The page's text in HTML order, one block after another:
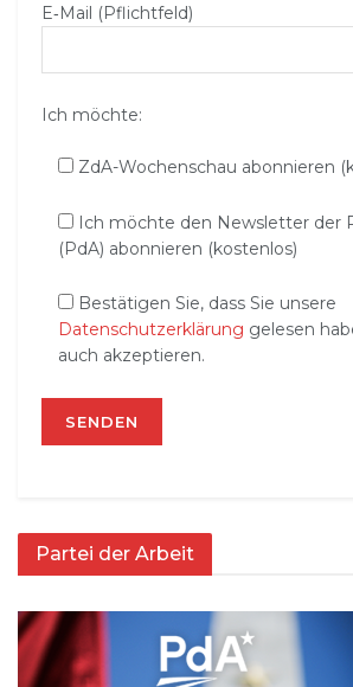
E‑Mail (Pflichtfeld)
Ich möchte:
ZdA-Wochenschau abonnieren
Ich möchte den Newsletter der
(PdA) abonnieren (kostenlos)
Bestätigen Sie, dass Sie unsere
Datenschutzerklärung gelesen
auch akzeptieren.
Partei der Arbeit